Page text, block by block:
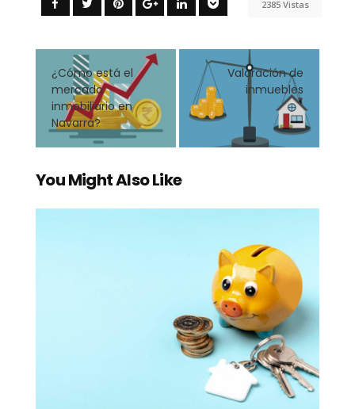
2385 Vistas
¿Cómo está el
mercado
inmobiliario en
Navarra?
Valoración de
inmuebles
You Might Also Like